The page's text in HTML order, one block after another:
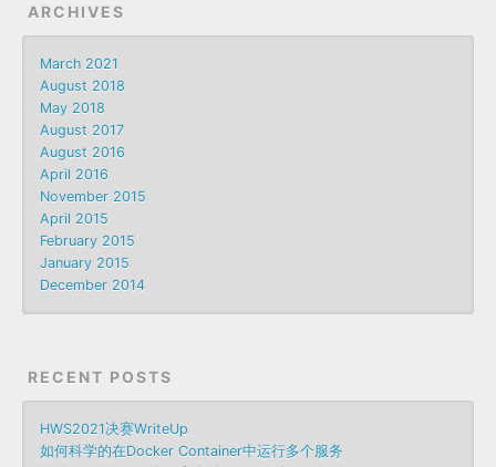
ARCHIVES
March 2021
August 2018
May 2018
August 2017
August 2016
April 2016
November 2015
April 2015
February 2015
January 2015
December 2014
RECENT POSTS
HWS2021决赛WriteUp
如何科学的在Docker Container中运行多个服务